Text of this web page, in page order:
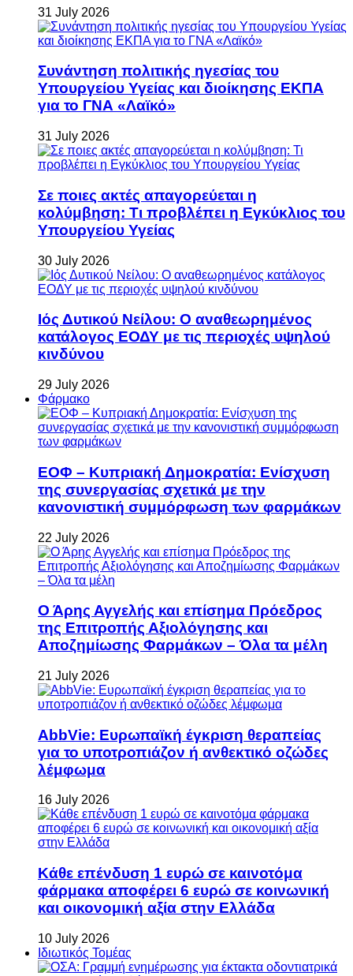
31 July 2026
Συνάντηση πολιτικής ηγεσίας του
Υπουργείου Υγείας και διοίκησης ΕΚΠΑ
για το ΓΝΑ «Λαϊκό»
31 July 2026
Σε ποιες ακτές απαγορεύεται η
κολύμβηση: Τι προβλέπει η Εγκύκλιος του
Υπουργείου Υγείας
30 July 2026
Ιός Δυτικού Νείλου: Ο αναθεωρημένος
κατάλογος ΕΟΔΥ με τις περιοχές υψηλού
κινδύνου
29 July 2026
Φάρμακο
ΕΟΦ – Κυπριακή Δημοκρατία: Ενίσχυση
της συνεργασίας σχετικά με την
κανονιστική συμμόρφωση των φαρμάκων
22 July 2026
Ο Άρης Αγγελής και επίσημα Πρόεδρος
της Επιτροπής Αξιολόγησης και
Αποζημίωσης Φαρμάκων – Όλα τα μέλη
21 July 2026
AbbVie: Ευρωπαϊκή έγκριση θεραπείας
για το υποτροπιάζον ή ανθεκτικό οζώδες
λέμφωμα
16 July 2026
Κάθε επένδυση 1 ευρώ σε καινοτόμα
φάρμακα αποφέρει 6 ευρώ σε κοινωνική
και οικονομική αξία στην Ελλάδα
10 July 2026
Ιδιωτικός Τομέας